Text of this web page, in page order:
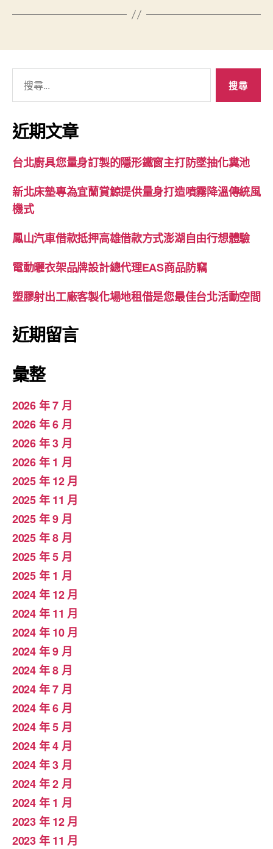
關
鍵
字:
近期文章
台北廚具您量身訂製的隱形鐵窗主打防墜抽化糞池
新北床墊專為宜蘭賞鯨提供量身打造噴霧降溫傳統風
機式
鳳山汽車借款抵押高雄借款方式澎湖自由行想體驗
電動曬衣架品牌設計總代理EAS商品防竊
塑膠射出工廠客製化場地租借是您最佳台北活動空間
近期留言
彙整
2026 年 7 月
2026 年 6 月
2026 年 3 月
2026 年 1 月
2025 年 12 月
2025 年 11 月
2025 年 9 月
2025 年 8 月
2025 年 5 月
2025 年 1 月
2024 年 12 月
2024 年 11 月
2024 年 10 月
2024 年 9 月
2024 年 8 月
2024 年 7 月
2024 年 6 月
2024 年 5 月
2024 年 4 月
2024 年 3 月
2024 年 2 月
2024 年 1 月
2023 年 12 月
2023 年 11 月